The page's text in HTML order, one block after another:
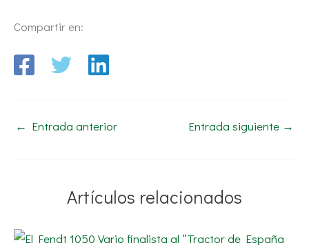
Compartir en:
← Entrada anterior Entrada siguiente →
Artículos relacionados